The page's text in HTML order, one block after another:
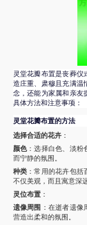
灵堂花瓣布置是丧葬仪
造庄重、肃穆且充满温
念，还能为家属和亲友
具体方法和注意事项：
灵堂花瓣布置的方法
选择合适的花卉：
颜色 ：选择白色、淡
而宁静的氛围。
种类 ：常用的花卉包
不仅美观，而且寓意深远
灵位布置：
遗像周围 ：在逝者遗
营造出柔和的氛围。